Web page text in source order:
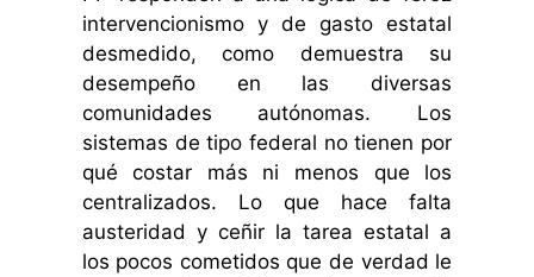
intervencionismo y de gasto estatal
desmedido, como demuestra su
desempeño en las diversas
comunidades autónomas. Los
sistemas de tipo federal no tienen por
qué costar más ni menos que los
centralizados. Lo que hace falta
austeridad y ceñir la tarea estatal a
los pocos cometidos que de verdad le